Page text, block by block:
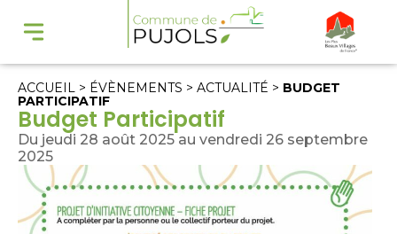
ACCUEIL > ÉVÈNEMENTS > ACTUALITÉ > BUDGET
PARTICIPATIF
Budget Participatif
Du jeudi 28 août 2025 au vendredi 26 septembre
2025